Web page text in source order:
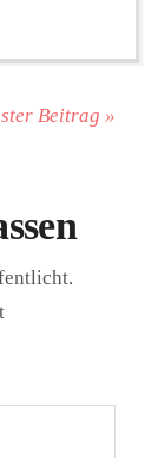
Beitrag »